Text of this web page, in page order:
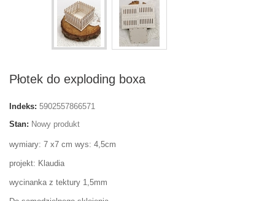
Płotek do exploding boxa
Indeks: 5902557866571
Stan: Nowy produkt
wymiary: 7 x7 cm wys: 4,5cm
projekt: Klaudia
wycinanka z tektury 1,5mm